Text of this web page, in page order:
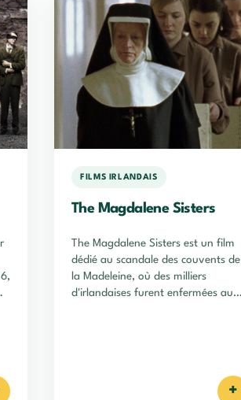
FILMS IRLANDAIS
The Magdalene Sisters
The Magdalene Sisters est un film
dédié au scandale des couvents de
la Madeleine, où des milliers
d'irlandaises furent enfermées au
+